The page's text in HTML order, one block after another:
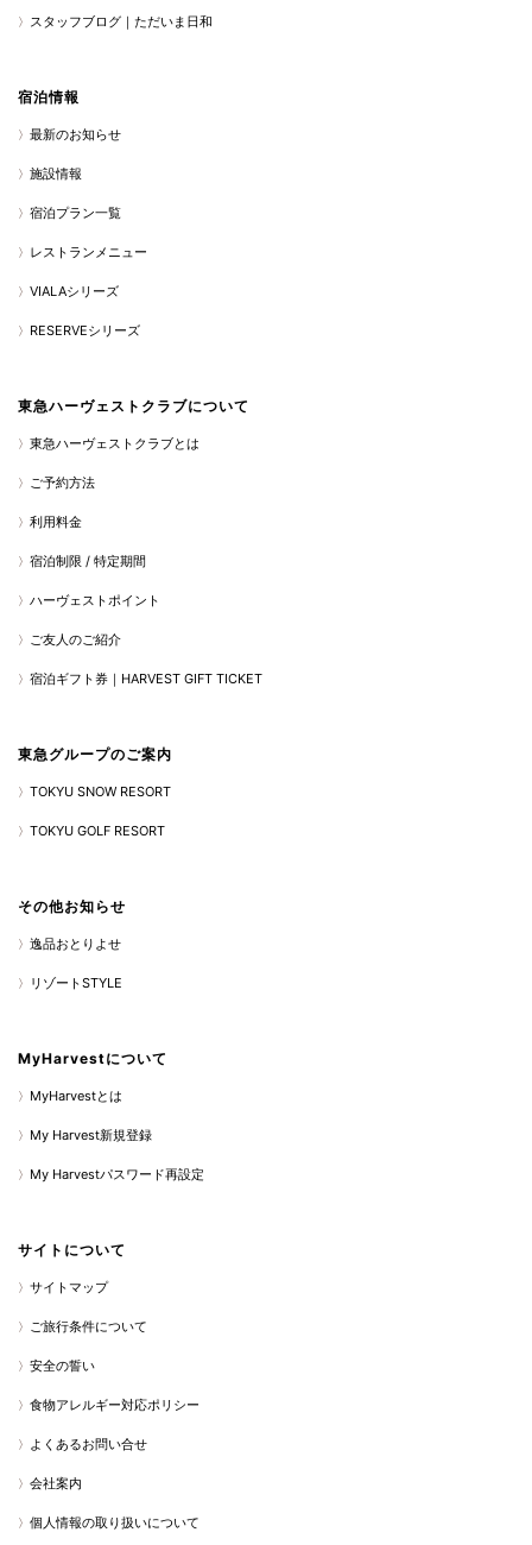
スタッフブログ｜ただいま日和
宿泊情報
最新のお知らせ
施設情報
宿泊プラン一覧
レストランメニュー
VIALAシリーズ
RESERVEシリーズ
東急ハーヴェストクラブについて
東急ハーヴェストクラブとは
ご予約方法
利用料金
宿泊制限 / 特定期間
ハーヴェストポイント
ご友人のご紹介
宿泊ギフト券｜HARVEST GIFT TICKET
東急グループのご案内
TOKYU SNOW RESORT
TOKYU GOLF RESORT
その他お知らせ
逸品おとりよせ
リゾートSTYLE
MyHarvestについて
MyHarvestとは
My Harvest新規登録
My Harvestパスワード再設定
サイトについて
サイトマップ
ご旅行条件について
安全の誓い
食物アレルギー対応ポリシー
よくあるお問い合せ
会社案内
個人情報の取り扱いについて